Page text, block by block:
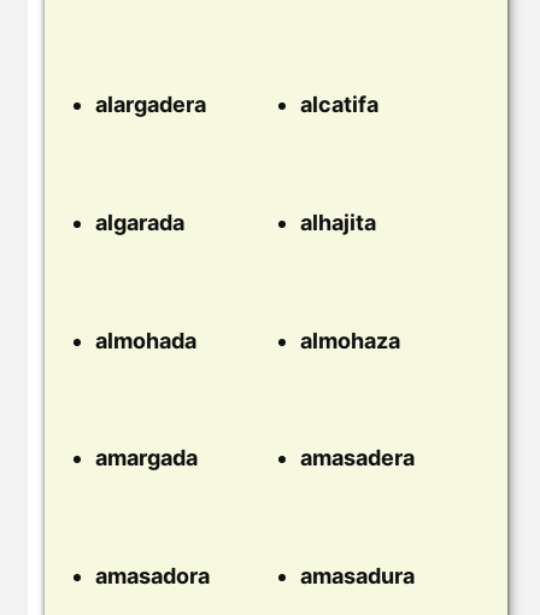
alargadera alcatifa
algarada alhajita
almohada almohaza
amargada amasadera
amasadora amasadura